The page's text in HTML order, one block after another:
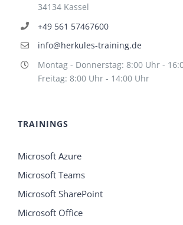
34134 Kassel
+49 561 57467600
info@herkules-training.de
Montag - Donnerstag: 8:00 Uhr -
Freitag: 8:00 Uhr - 14:00 Uhr
TRAININGS
Microsoft Azure
Microsoft Teams
Microsoft SharePoint
Microsoft Office